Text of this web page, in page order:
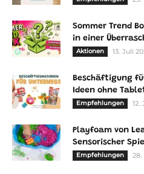
Sommer Trend
in einer
Aktionen 13. Juli
Beschäftigung
Ideen ohne
Empfehlungen 12.
Playfoam von
Sensorischer
Empfehlungen 28.